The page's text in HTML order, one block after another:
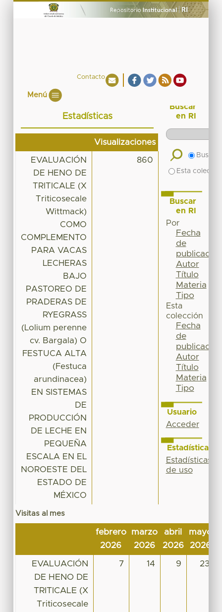
Contacto
Menú
Estadísticas
Visualizaciones
EVALUACIÓN
DE HENO DE
TRITICALE (X
Triticosecale
Wittmack)
COMO
COMPLEMENTO
PARA VACAS
LECHERAS
BAJO
PASTOREO DE
PRADERAS DE
RYEGRASS
(Lolium perenne
cv. Bargala) O
FESTUCA ALTA
(Festuca
arundinacea)
EN SISTEMAS
DE
PRODUCCIÓN
DE LECHE EN
PEQUEÑA
ESCALA EN EL
NOROESTE DEL
ESTADO DE
MÉXICO
860
Visitas al mes
febrero
2026
marzo
2026
abril
2026
mayo
2026
EVALUACIÓN
DE HENO DE
TRITICALE (X
Triticosecale
7 14 9 23
Buscar
en RI
Buscar
Esta
Buscar
en RI
Por
Fecha
de
publicación
Autor
Título
Materia
Tipo
Esta
colección
Fecha
de
publicación
Autor
Título
Materia
Tipo
Usuario
Acceder
Estadísticas
Estadísticas
de uso